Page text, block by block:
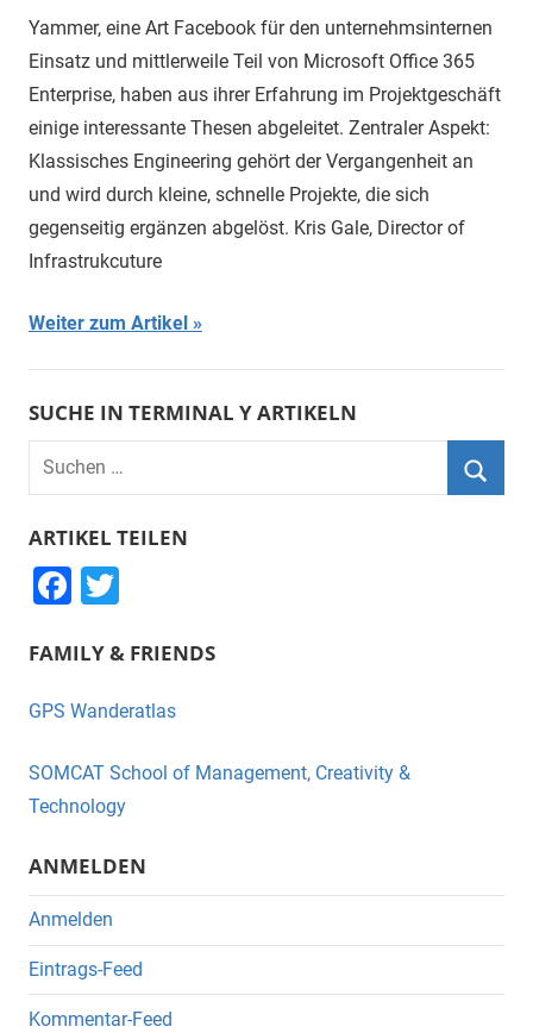
Yammer, eine Art Facebook für den unternehmsinternen
Einsatz und mittlerweile Teil von Microsoft Office 365
Enterprise, haben aus ihrer Erfahrung im Projektgeschäft
einige interessante Thesen abgeleitet. Zentraler Aspekt:
Klassisches Engineering gehört der Vergangenheit an
und wird durch kleine, schnelle Projekte, die sich
gegenseitig ergänzen abgelöst. Kris Gale, Director of
Infrastrukcuture
Weiter zum Artikel
SUCHE IN TERMINAL Y ARTIKELN
Suchen
nach:
ARTIKEL TEILEN
F
c
e
o
o
k
tt
er
FAMILY & FRIENDS
GPS Wanderatlas
SOMCAT School of Management, Creativity &
Technology
ANMELDEN
Anmelden
Eintrags-Feed
Kommentar-Feed